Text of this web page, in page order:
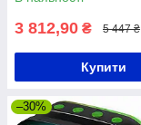
Автономна акустична
3 812,90 ₴ 5 447 ₴
Купити
–30%